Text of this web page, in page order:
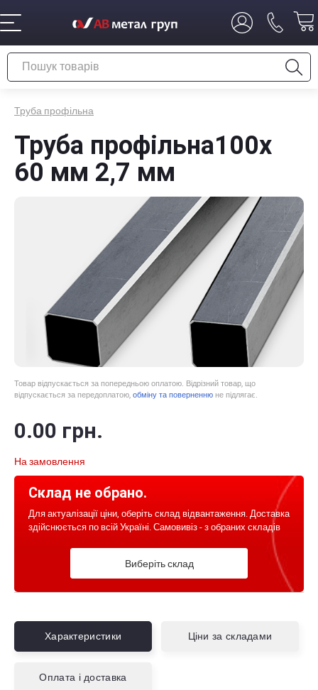
Труба профільна
Труба профільна100х
60 мм 2,7 мм
Товар відпускається за попередньою оплатою. Відрізний товар, що
відпускається за передоплатою, обміну та поверненню не підлягає.
0.00 грн.
На замовлення
Склад не обрано.
Для актуалізації ціни, оберіть склад відвантаження. Доставка
здійснюється по всій Україні. Самовивіз - з обраних складів
Виберіть склад
Характеристики Ціни за складами
Оплата і доставка